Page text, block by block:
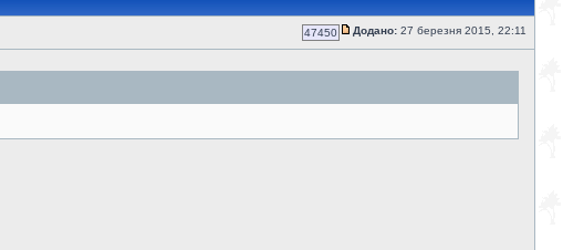
47450 Додано: 27 березня 2015, 22:11